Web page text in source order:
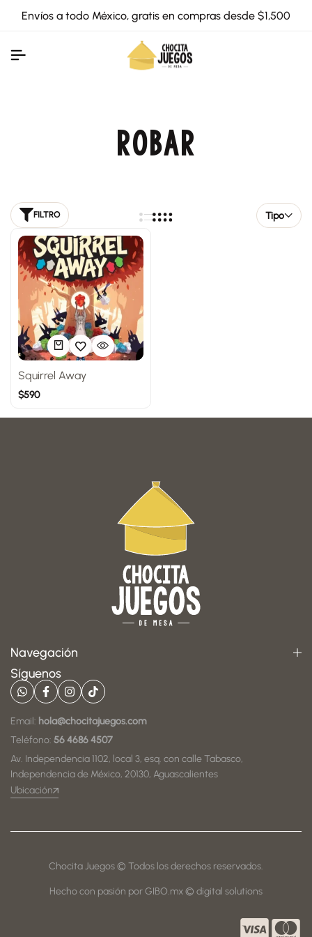
Envíos a todo México, gratis en compras desde $1,500
ROBAR
FILTRO Tipo
Squirrel Away
$590
Navegación
Síguenos
Email: hola@chocitajuegos.com
Teléfono: 56 4686 4507
Av. Independencia 1102, local 3, esq. con calle Tabasco,
Independencia de México, 20130, Aguascalientes
Ubicación
Chocita Juegos © Todos los derechos reservados.
Hecho con pasión por GIBO.mx © digital solutions